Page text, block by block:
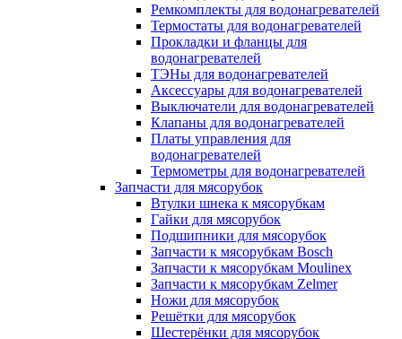
Ремкомплекты для водонагревателей
Термостаты для водонагревателей
Прокладки и фланцы для
водонагревателей
ТЭНы для водонагревателей
Аксессуары для водонагревателей
Выключатели для водонагревателей
Клапаны для водонагревателей
Платы управления для
водонагревателей
Термометры для водонагревателей
Запчасти для мясорубок
Втулки шнека к мясорубкам
Гайки для мясорубок
Подшипники для мясорубок
Запчасти к мясорубкам Bosch
Запчасти к мясорубкам Moulinex
Запчасти к мясорубкам Zelmer
Ножи для мясорубок
Решётки для мясорубок
Шестерёнки для мясорубок